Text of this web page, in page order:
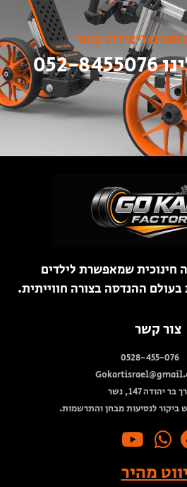
ויצירת קשר
חינוכית שמאפשרת לילדים
ההנדסה בצורה חווייתית.
צור קשר
0528-455-076
בר יהודה 147, נשר
לנסיעות מבחן והתרשמות.
מהיר